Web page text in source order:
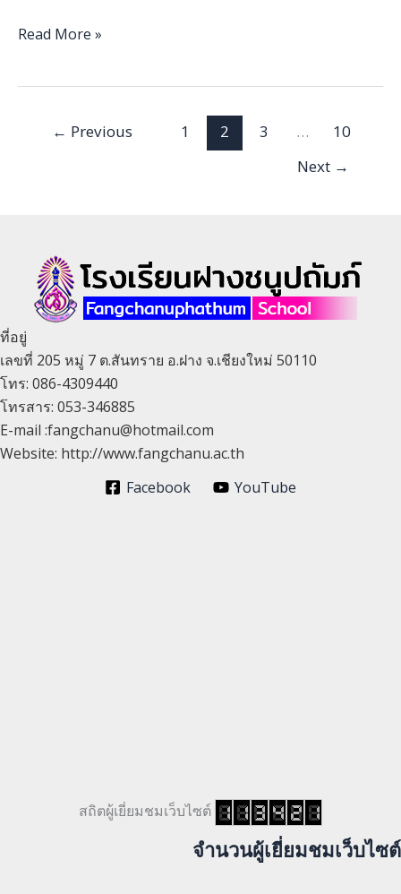
หนังสือ
๒๕๖๘
โดย
คัด
เลือก
Read More »
← Previous 1 2 3 …
10
Next →
ที่อยู่
เลขที่ 205 หมู่ 7 ต.สันทราย อ.ฝาง จ.เชียงใหม่ 50110
โทร: 086-4309440
โทรสาร: 053-346885
E-mail :fangchanu@hotmail.com
Website: http://www.fangchanu.ac.th
Facebook
YouTube
สถิตผู้เยี่ยมชมเว็บไซต์
จำนวนผู้เยี่ยมชมเว็บไซต์